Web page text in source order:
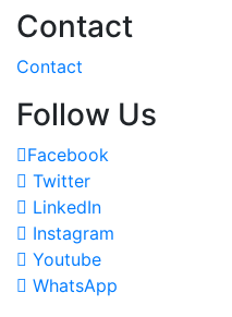
Contact
Contact
Follow Us
Facebook
Twitter
LinkedIn
Instagram
Youtube
WhatsApp